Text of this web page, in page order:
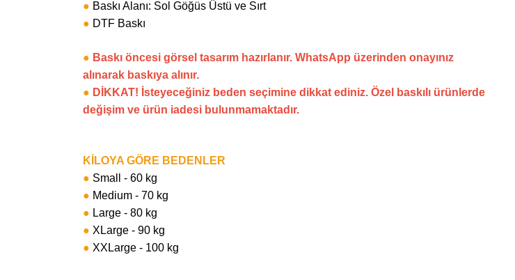
● Baskı Alanı: Sol Göğüs Üstü ve Sırt
● DTF Baskı
● Baskı öncesi görsel tasarım hazırlanır. WhatsApp üzerinden onayınız
alınarak baskıya alınır.
● DİKKAT! İsteyeceğiniz beden seçimine dikkat ediniz. Özel baskılı ürünlerde
değişim ve ürün iadesi bulunmamaktadır.
KİLOYA GÖRE BEDENLER
● Small - 60 kg
● Medium - 70 kg
● Large - 80 kg
● XLarge - 90 kg
● XXLarge - 100 kg